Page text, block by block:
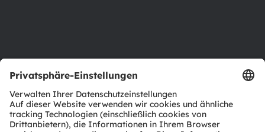
Produkt Selektor
Download Center
Tools
Kundenanfragen